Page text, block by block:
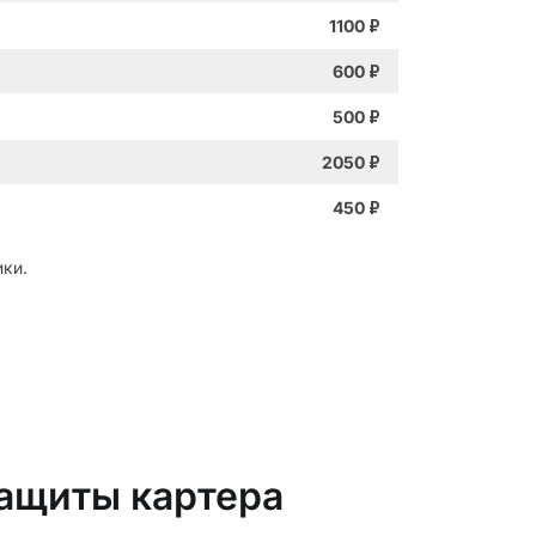
1100 ₽
600 ₽
500 ₽
2050 ₽
450 ₽
картера